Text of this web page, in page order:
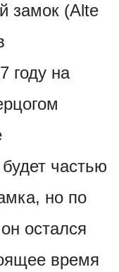
замок (Alte
году на
частью
но по
остался
время